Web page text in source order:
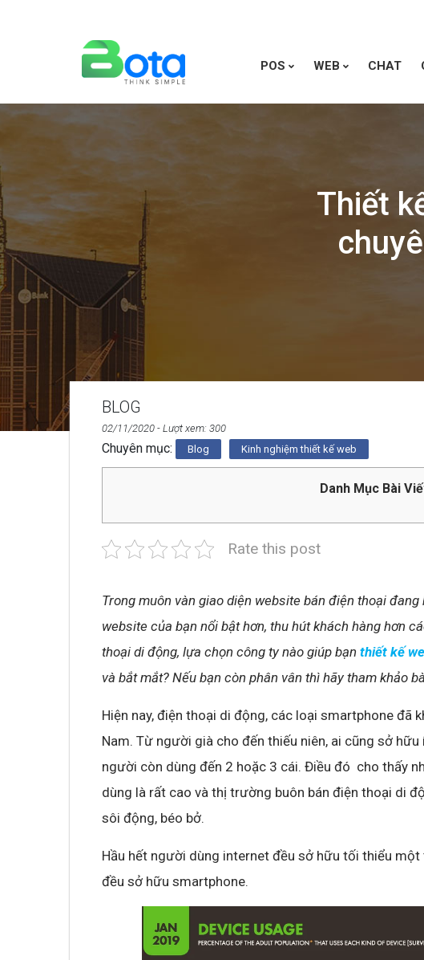
POS WEB CHAT
Thiết
BLOG
02/11/2020 - Lượt xem: 300
Chuyên mục: Blog Kinh nghiệm thiết kế web
Danh Mục Bài
Rate this post
Trong muôn vàn giao diện website bán điện thoại
website của bạn nổi bật hơn, thu hút khách hàng hơn
thoại di động, lựa chọn công ty nào giúp bạn thiết kế
và bắt mắt? Nếu bạn còn phân vân thì hãy tham khảo
Hiện nay, điện thoại di động, các loại smartphone đã
Nam. Từ người già cho đến thiếu niên, ai cũng sở
người còn dùng đến 2 hoặc 3 cái. Điều đó cho thấy
dùng là rất cao và thị trường buôn bán điện thoại di
sôi động, béo bở.
Hầu hết người dùng internet đều sở hữu tối thiểu
đều sở hữu smartphone.